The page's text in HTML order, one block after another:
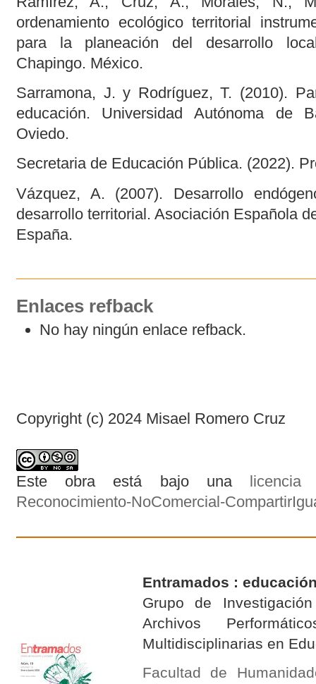
ordenamiento ecológico territorial
para la planeación del desarrollo
Chapingo. México.
Sarramona, J. y Rodríguez, T. (2010).
educación. Universidad Autónoma de
Oviedo.
Secretaria de Educación Pública. (2022).
Vázquez, A. (2007). Desarrollo
desarrollo territorial. Asociación Española
España.
Enlaces refback
No hay ningún enlace refback.
Copyright (c) 2024 Misael Romero Cruz
Este obra está bajo una licencia
Reconocimiento-NoComercial-
Entramados :
Grupo de
Archivos
Multidisciplinarias en
Facultad de